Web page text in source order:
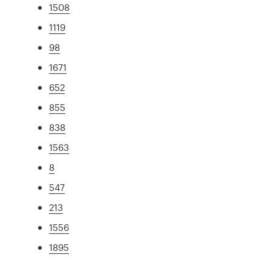
1508
1119
98
1671
652
855
838
1563
8
547
213
1556
1895